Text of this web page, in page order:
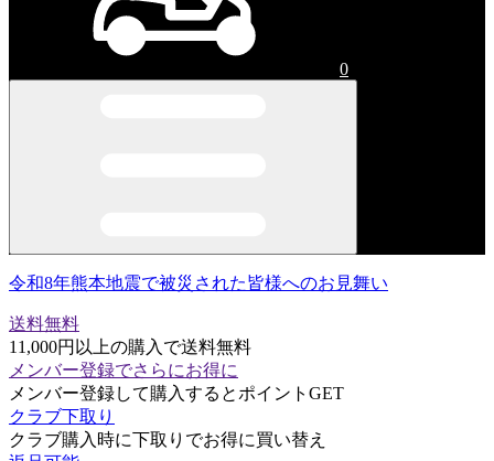
0
令和8年熊本地震で被災された皆様へのお見舞い
送料無料
11,000円以上の購入で送料無料
メンバー登録でさらにお得に
メンバー登録して購入するとポイントGET
クラブ下取り
クラブ購入時に下取りでお得に買い替え